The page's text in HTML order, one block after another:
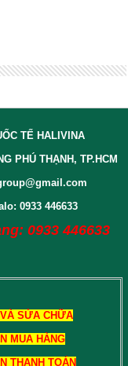
TẾ HALIVINA
PHÚ THẠNH, TP.HCM
0933 446633
0933 446633
SỬA CHỮA
MUA HÀNG
THANH TOÁN